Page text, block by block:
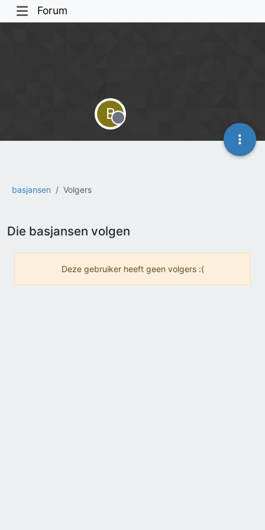
Forum
basjansen Volgers
B
Offline
Die basjansen volgen
Deze gebruiker heeft geen volgers :(